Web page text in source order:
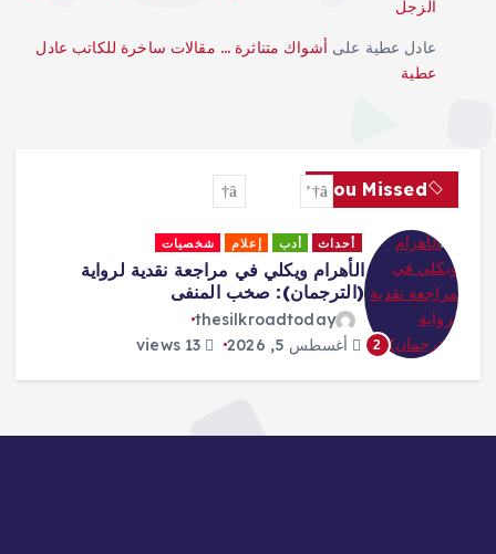
الزجل
عادل عطية على أشواك متناثرة … مقالات ساخرة للكاتب عادل
عطية
You Missed
2
أحداث أدب إعلام شخصيات
الأهرام ويكلي في مراجعة نقدية لرواية
(الترجمان): صخب المنفى
thesilkroadtoday
أغسطس 5, 2026